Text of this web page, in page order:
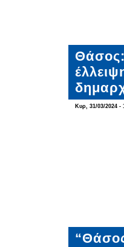
Θάσος:
Κυρ, 31/03/2024 -